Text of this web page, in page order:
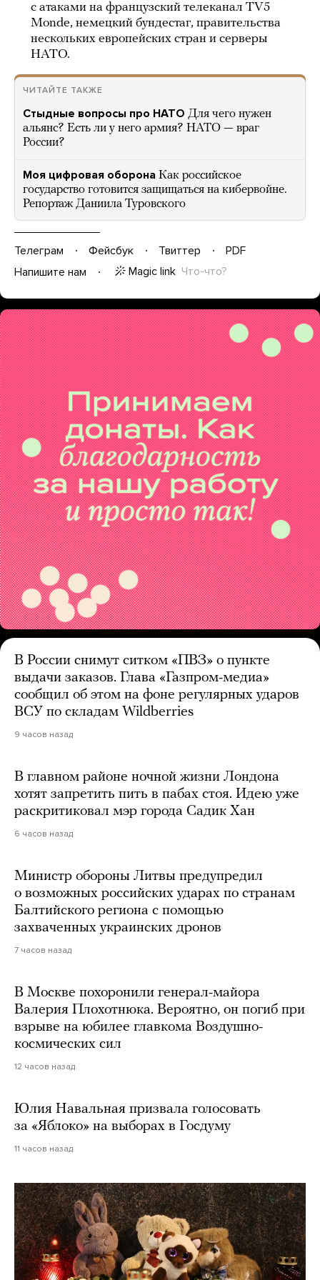
с атаками на французский телеканал TV5
Monde, немецкий бундестаг, правительства
нескольких европейских стран и серверы
НАТО.
ЧИТАЙТЕ ТАКЖЕ
Стыдные вопросы про НАТО Для чего нужен
альянс? Есть ли у него армия? НАТО — враг
России?
Моя цифровая оборона Как российское
государство готовится защищаться на кибервойне.
Репортаж Даниила Туровского
Телеграм Фейсбук Твиттер
PDF
Напишите нам
Magic link Что-что?
В России снимут ситком «ПВЗ» о пункте
выдачи заказов. Глава «Газпром-медиа»
сообщил об этом на фоне регулярных ударов
ВСУ по складам Wildberries
9 часов назад
В главном районе ночной жизни Лондона
хотят запретить пить в пабах стоя. Идею уже
раскритиковал мэр города Садик Хан
6 часов назад
Министр обороны Литвы предупредил
о возможных российских ударах по странам
Балтийского региона с помощью
захваченных украинских дронов
7 часов назад
В Москве похоронили генерал-майора
Валерия Плохотнюка. Вероятно, он погиб при
взрыве на юбилее главкома Воздушно-
космических сил
12 часов назад
Юлия Навальная призвала голосовать
за «Яблоко» на выборах в Госдуму
11 часов назад